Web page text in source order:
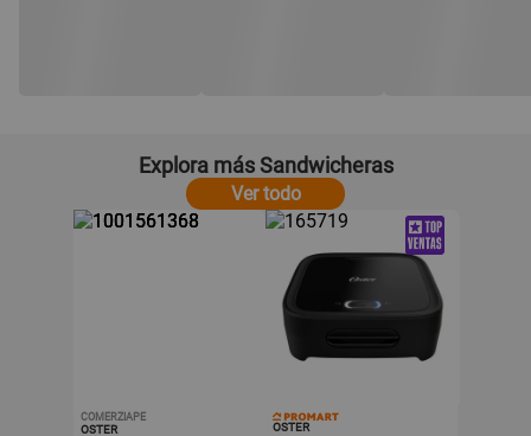
Explora más Sandwicheras
Ver todo
COMERZIAPE
OSTER OSTER